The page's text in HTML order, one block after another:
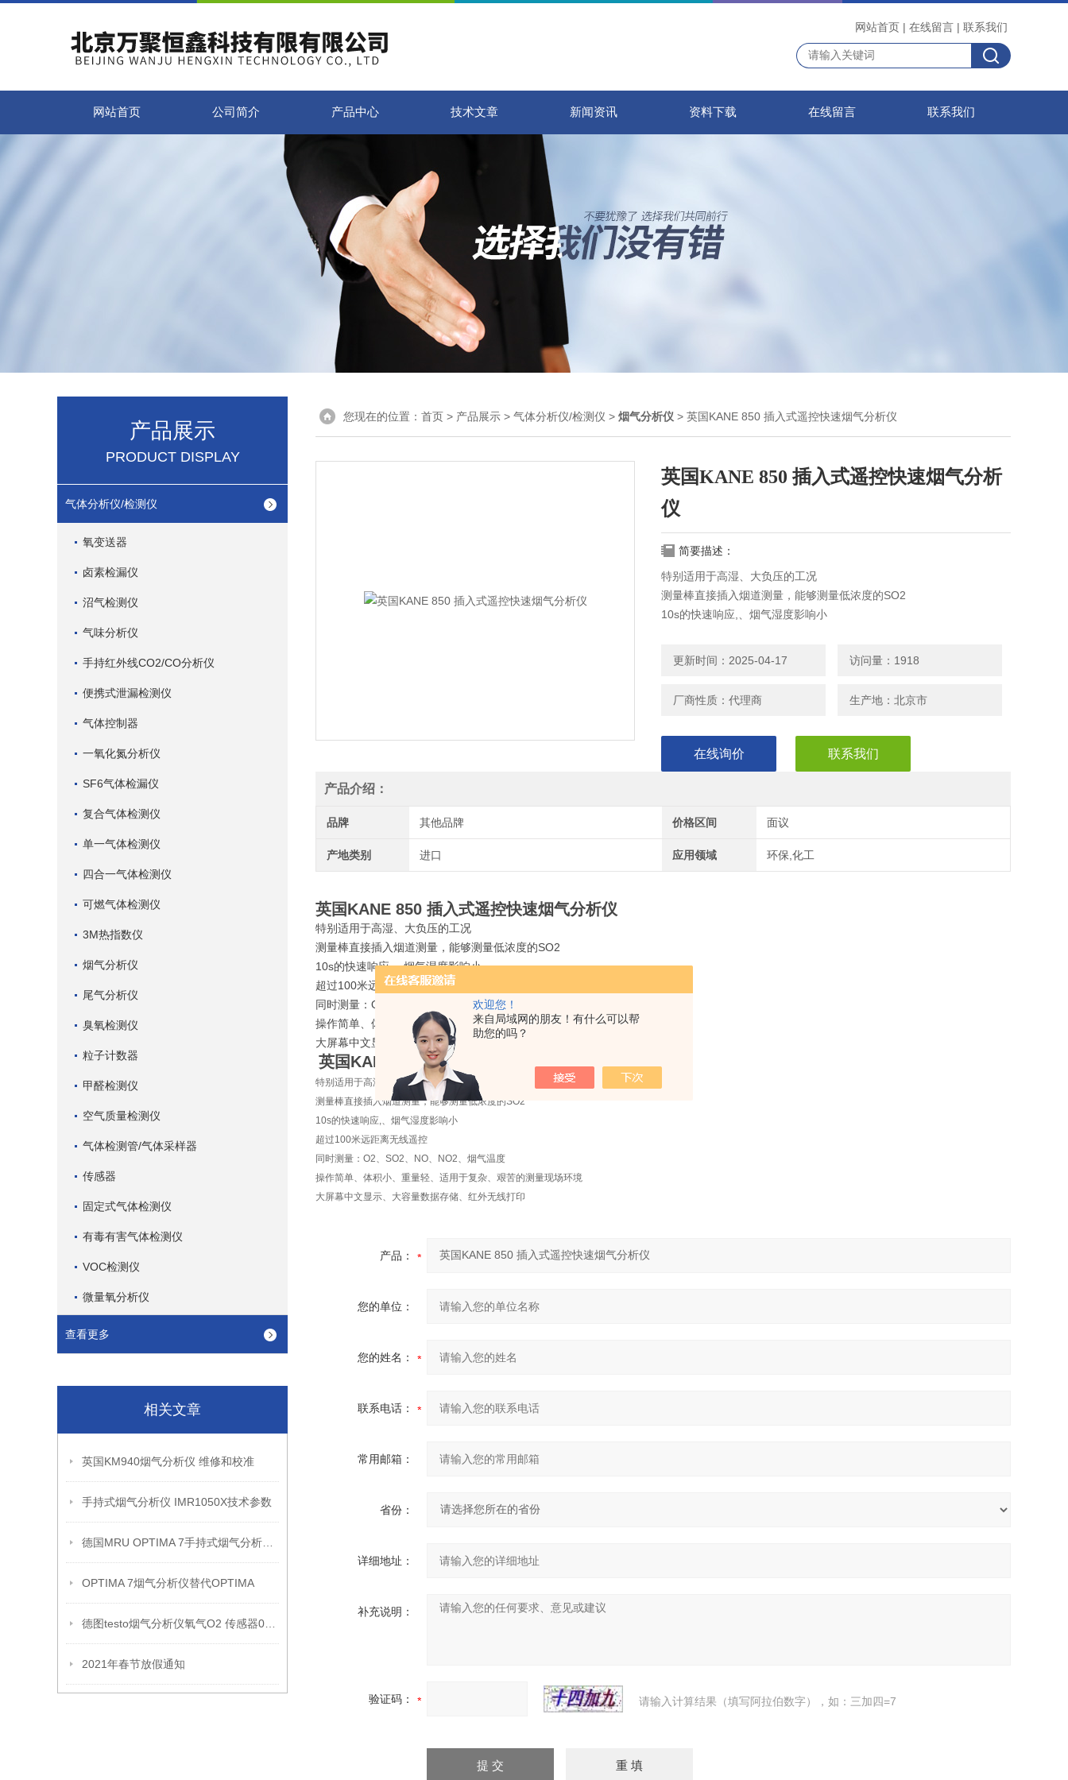
欢迎您！
来自局域网的朋友！有什么可以帮
助您的吗？
网站首页 | 在线留言 | 联系我们
网站首页 公司简介 产品中心 技术文章 新闻资讯 资料下载 在线留言 联系我们
产品展示
PRODUCT DISPLAY
气体分析仪/检测仪
氧变送器
卤素检漏仪
沼气检测仪
气味分析仪
手持红外线CO2/CO分析仪
便携式泄漏检测仪
气体控制器
一氧化氮分析仪
SF6气体检漏仪
复合气体检测仪
单一气体检测仪
四合一气体检测仪
可燃气体检测仪
3M热指数仪
烟气分析仪
尾气分析仪
臭氧检测仪
粒子计数器
甲醛检测仪
空气质量检测仪
气体检测管/气体采样器
传感器
固定式气体检测仪
有毒有害气体检测仪
VOC检测仪
微量氧分析仪
查看更多
相关文章
英国KM940烟气分析仪 维修和校准
手持式烟气分析仪 IMR1050X技术参数
OPTIMA 7烟气分析仪替代OPTIMA
2021年春节放假通知
您现在的位置： 首页 > 产品展示 > 气体分析仪/检测仪 > 烟气分析仪 > 英国KANE 850 插入式遥控快速烟气分析仪
英国KANE 850 插入式遥控快速烟气分析
仪
简要描述：
特别适用于高湿、大负压的工况
测量棒直接插入烟道测量，能够测量低浓度的SO2
10s的快速响应,、烟气湿度影响小
同时测量：O2、SO2、NO、NO2、烟气温度
更新时间：2025-04-17 访问量：1918
厂商性质：代理商 生产地：北京市
在线询价 联系我们
产品介绍：
品牌 其他品牌 价格区间 面议
产地类别 进口 应用领域 环保,化工
英国KANE 850 插入式遥控快速烟气分析仪
特别适用于高湿、大负压的工况
测量棒直接插入烟道测量，能够测量低浓度的SO2
10s的快速响应,、烟气湿度影响小
超过100米远距离无线遥控
同时测量：O2、SO2、NO、NO2、烟气温度
操作简单、体积小、重量轻、适用于复杂、艰苦的测量现场环境
大屏幕中文显示、大容量数据存储、红外无线打印
英国KANE 850 插入式遥控快速烟气分析仪
特别适用于高湿、大负压的工况
测量棒直接插入烟道测量，能够测量低浓度的SO2
10s的快速响应,、烟气湿度影响小
超过100米远距离无线遥控
同时测量： O2、 SO2、 NO、 NO2、烟气温度
操作简单、体积小、重量轻、适用于复杂、艰苦的测量现场环境
大屏幕中文显示、大容量数据存储、红外无线打印
产品：
您的单位：
您的姓名：
联系电话：
常用邮箱：
省份：
详细地址：
补充说明：
验证码： 请输入计算结果（填写阿拉伯数字），如：三加四=7